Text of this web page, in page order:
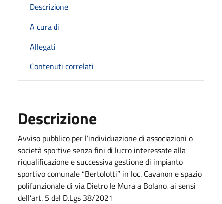
Descrizione
A cura di
Allegati
Contenuti correlati
Descrizione
Avviso pubblico per l’individuazione di associazioni o
società sportive senza fini di lucro interessate alla
riqualificazione e successiva gestione di impianto
sportivo comunale “Bertolotti” in loc. Cavanon e spazio
polifunzionale di via Dietro le Mura a Bolano, ai sensi
dell’art. 5 del D.Lgs 38/2021